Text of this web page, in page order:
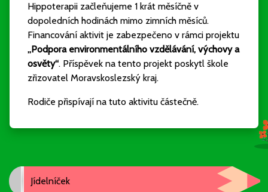
Hippoterapii začleňujeme 1 krát měsíčně v
dopoledních hodinách mimo zimních měsíců.
Financování aktivit je zabezpečeno v rámci projektu
„Podpora environmentálního vzdělávání, výchovy a
osvěty“. Příspěvek na tento projekt poskytl škole
zřizovatel Moravskoslezský kraj.
Rodiče přispívají na tuto aktivitu částečně.
Jídelníček